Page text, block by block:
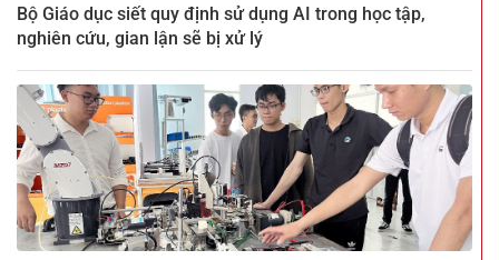
Bộ Giáo dục siết quy định sử dụng AI trong học tập,
nghiên cứu, gian lận sẽ bị xử lý